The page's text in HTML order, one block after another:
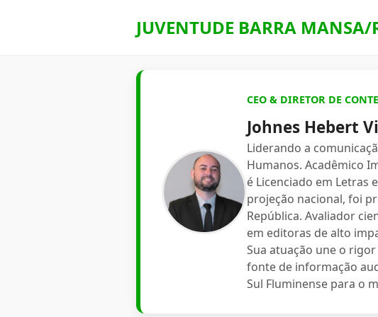
JUVENTUDE BARRA MANSA/
CEO & DIRETOR DE
Johnes Hebert
Liderando a
Humanos. Acadêmico
é Licenciado em Letras
projeção nacional, foi
República. Avaliador
em editoras de alto
Sua atuação une o
fonte de informação
Sul Fluminense para o